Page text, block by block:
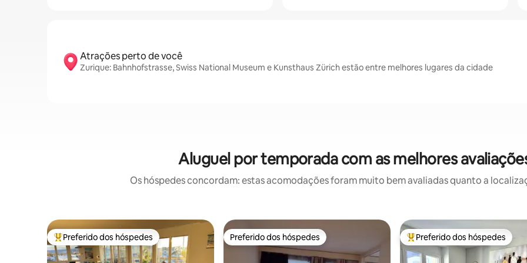
Atrações perto de você
Zurique: Bahnhofstrasse, Swiss National Museum e Kunsthaus Zürich estão entre melhores lugares da cidade
Aluguel por temporada com as melhores
Os hóspedes concordam: estas acomodações foram muito bem avaliadas quanto a
Entre os melhores preferidos dos hóspedes
Preferido dos hóspedes Preferido dos hóspedes
Preferido dos hóspedes Entre os melhores preferidos
Preferido dos hóspedes